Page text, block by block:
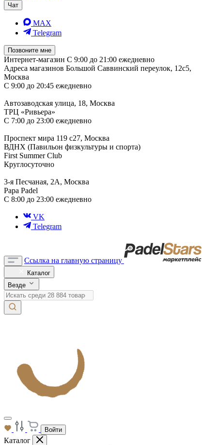
Чат
MAX
Telegram
Позвоните мне
Интернет-магазин С 9:00 до 21:00 ежедневно
Адреса магазинов Большой Саввинский переулок, 12с5,
Москва
С 9:00 до 20:45 ежедневно
Автозаводская улица, 18, Москва
ТРЦ «Ривьера»
С 7:00 до 23:00 ежедневно
Проспект мира 119 с27, Москва
ВДНХ (Павильон физкультуры и спорта)
First Summer Club
Круглосуточно
3-я Песчаная, 2А, Москва
Papa Padel
С 8:00 до 23:00 ежедневно
VK
Telegram
Ссылка на главную страницу
Каталог
Везде
Войти
Каталог